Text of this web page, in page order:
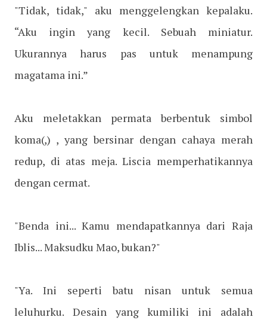
"Tidak, tidak," aku menggelengkan kepalaku.
“Aku ingin yang kecil. Sebuah miniatur.
Ukurannya harus pas untuk menampung
magatama ini.”
Aku meletakkan permata berbentuk simbol
koma(,) , yang bersinar dengan cahaya merah
redup, di atas meja. Liscia memperhatikannya
dengan cermat.
"Benda ini... Kamu mendapatkannya dari Raja
Iblis... Maksudku Mao, bukan?"
"Ya. Ini seperti batu nisan untuk semua
leluhurku. Desain yang kumiliki ini adalah